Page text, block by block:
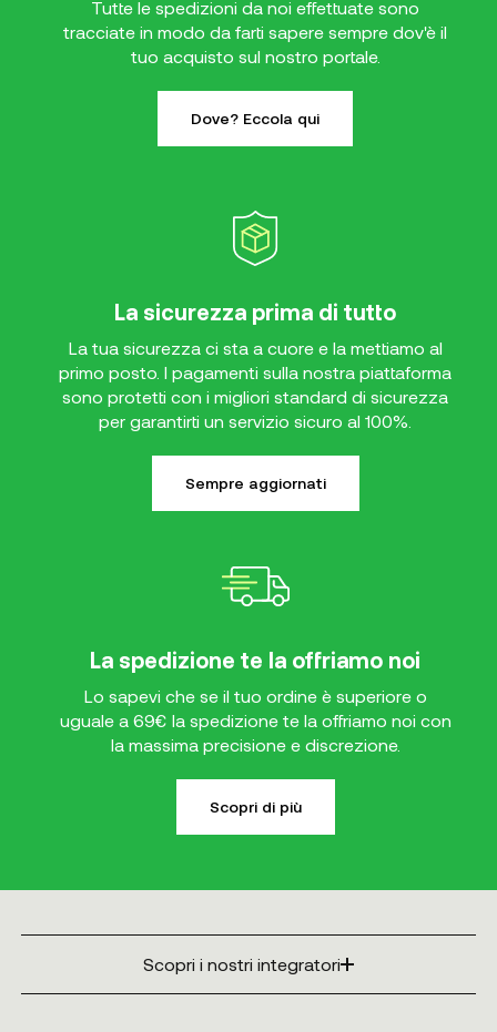
Tutte le spedizioni da noi effettuate sono
tracciate in modo da farti sapere sempre dov'è il
tuo acquisto sul nostro portale.
Dove? Eccola qui
La sicurezza prima di tutto
La tua sicurezza ci sta a cuore e la mettiamo al
primo posto. I pagamenti sulla nostra piattaforma
sono protetti con i migliori standard di sicurezza
per garantirti un servizio sicuro al 100%.
Sempre aggiornati
La spedizione te la offriamo noi
Lo sapevi che se il tuo ordine è superiore o
uguale a 69€ la spedizione te la offriamo noi con
la massima precisione e discrezione.
Scopri di più
Scopri i nostri integratori